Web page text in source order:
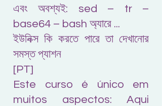
এবং অবশ্যই: sed – tr –
base64 – bash অ্যারে ...
ইউনিক্স কি করতে পারে তা দেখানোর
সমস্ত প্যাশন
[PT]
Este curso é único em
muitos aspectos: Aqui